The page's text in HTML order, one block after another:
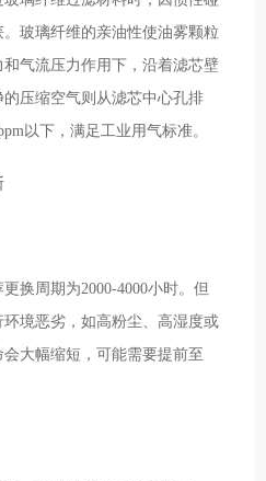
玻璃纤维的亲油性使油雾颗粒
气流压力作用下，沿着滤芯壁
压缩空气则从滤芯中心孔排
以下，满足工业用气标准。
换周期为2000-4000小时。但
境恶劣，如高粉尘、高湿度或
大幅缩短，可能需要提前至